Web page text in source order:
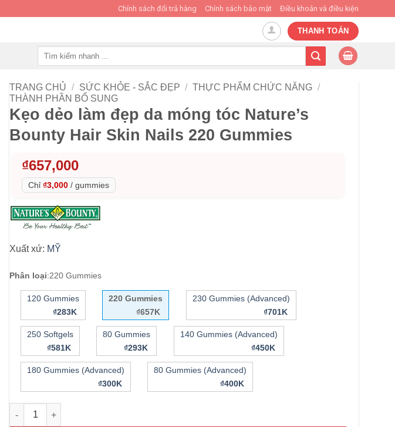
Chính sách đổi trả hàng Chính sách bảo mật Điều khoản và điều kiện
THANH TOÁN
TRANG CHỦ / SỨC KHỎE - SẮC ĐẸP / THỰC PHẨM CHỨC NĂNG /
THÀNH PHẦN BỔ SUNG
Kẹo dẻo làm đẹp da móng tóc Nature’s
Bounty Hair Skin Nails 220 Gummies
₫657,000
Chỉ ₫3,000 / gummies
Xuất xứ: MỸ
Phân loại:220 Gummies
120 Gummies
₫283K
220 Gummies
₫657K
230 Gummies (Advanced)
₫701K
250 Softgels
₫581K
80 Gummies
₫293K
140 Gummies (Advanced)
₫450K
180 Gummies (Advanced)
₫300K
80 Gummies (Advanced)
₫400K
Kẹo dẻo làm đẹp da móng tóc Nature’s Bounty Hair Skin Nails 220 Gummies số lượng